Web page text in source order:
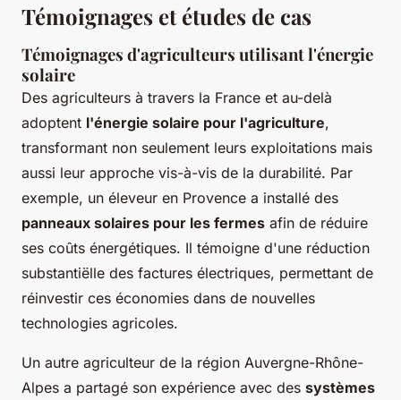
Témoignages et études de cas
Témoignages d'agriculteurs utilisant l'énergie
solaire
Des agriculteurs à travers la France et au-delà
adoptent l'énergie solaire pour l'agriculture,
transformant non seulement leurs exploitations mais
aussi leur approche vis-à-vis de la durabilité. Par
exemple, un éleveur en Provence a installé des
panneaux solaires pour les fermes afin de réduire
ses coûts énergétiques. Il témoigne d'une réduction
substantiëlle des factures électriques, permettant de
réinvestir ces économies dans de nouvelles
technologies agricoles.
Un autre agriculteur de la région Auvergne-Rhône-
Alpes a partagé son expérience avec des systèmes